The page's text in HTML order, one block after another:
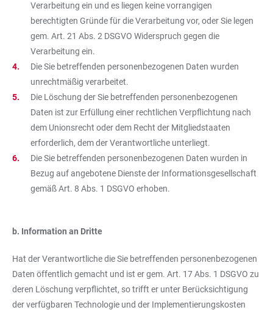
Verarbeitung ein und es liegen keine vorrangigen
berechtigten Gründe für die Verarbeitung vor, oder Sie legen
gem. Art. 21 Abs. 2 DSGVO Widerspruch gegen die
Verarbeitung ein.
Die Sie betreffenden personenbezogenen Daten wurden
unrechtmäßig verarbeitet.
Die Löschung der Sie betreffenden personenbezogenen
Daten ist zur Erfüllung einer rechtlichen Verpflichtung nach
dem Unionsrecht oder dem Recht der Mitgliedstaaten
erforderlich, dem der Verantwortliche unterliegt.
Die Sie betreffenden personenbezogenen Daten wurden in
Bezug auf angebotene Dienste der Informationsgesellschaft
gemäß Art. 8 Abs. 1 DSGVO erhoben.
b. Information an Dritte
Hat der Verantwortliche die Sie betreffenden personenbezogenen
Daten öffentlich gemacht und ist er gem. Art. 17 Abs. 1 DSGVO zu
deren Löschung verpflichtet, so trifft er unter Berücksichtigung
der verfügbaren Technologie und der Implementierungskosten